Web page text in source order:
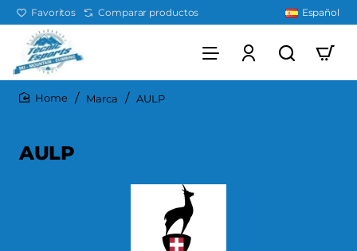
Favoritos Comparar productos Español
Marca AULP
AULP